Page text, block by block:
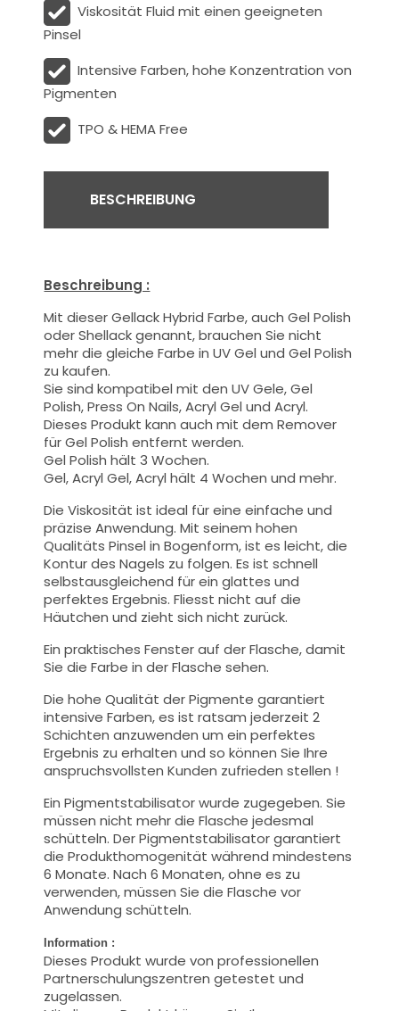
ViskositätFluid mit einen geeigneten
Pinsel
Intensive Farben, hohe Konzentration von
Pigmenten
TPO & HEMA Free
BESCHREIBUNG
Beschreibung :
Mit dieser Gellack Hybrid Farbe, auch Gel Polish
oder Shellack genannt, brauchen Sie nicht
mehr die gleiche Farbe in UV Gel und Gel Polish
zu kaufen.
Sie sind kompatibel mit den UV Gele, Gel
Polish, Press On Nails, Acryl Gel und Acryl.
Dieses Produkt kann auch mit dem Remover
für Gel Polish entfernt werden.
Gel Polish hält 3 Wochen.
Gel, Acryl Gel, Acryl hält 4 Wochen und mehr.
Die Viskosität ist ideal für eine einfache und
präzise Anwendung.Mit seinem hohen
QualitätsPinsel in Bogenform, ist es leicht, die
Kontur des Nagels zu folgen. Es ist schnell
selbstausgleichend für ein glattes und
perfektes Ergebnis. Fliesst nicht auf die
Häutchen und zieht sich nicht zurück.
Ein praktisches Fenster auf der Flasche, damit
Sie die Farbe in der Flasche sehen.
Die hohe Qualität der Pigmente garantiert
intensive Farben, es ist ratsam jederzeit 2
Schichten anzuwenden um ein perfektes
Ergebnis zu erhalten und so können Sie Ihre
anspruchsvollsten Kunden zufrieden stellen !
Ein Pigmentstabilisator wurde zugegeben. Sie
müssen nicht mehr die Flasche jedesmal
schütteln. Der Pigmentstabilisator garantiert
die Produkthomogenität während mindestens
6 Monate. Nach 6 Monaten, ohne es zu
verwenden, müssen Sie die Flasche vor
Anwendung schütteln.
Information :
Dieses Produkt wurde von professionellen
Partnerschulungszentren getestet und
zugelassen.